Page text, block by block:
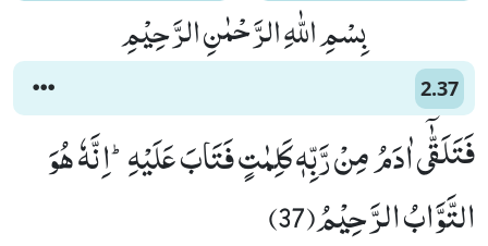
بِسْمِ اللّٰهِ الرَّحْمٰنِ الرَّحِیْمِ
2.37
فَتَلَقّٰۤى اٰدَمُ مِنْ رَّبِّهٖ كَلِمٰتٍ فَتَابَ عَلَیْهِؕ-اِنَّهٗ هُوَ
التَّوَّابُ الرَّحِیْمُ(37)